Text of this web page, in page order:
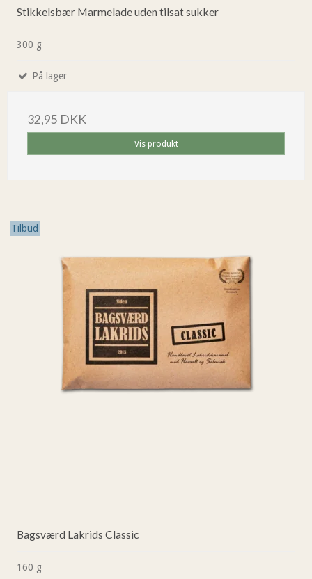
Stikkelsbær Marmelade uden tilsat sukker
300 g
På lager
32,95 DKK
Vis produkt
Tilbud
Bagsværd Lakrids Classic
160 g